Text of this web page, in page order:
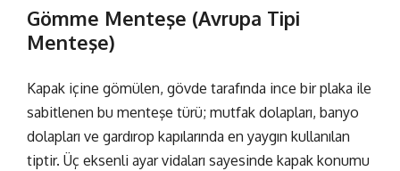
Gömme Menteşe (Avrupa Tipi
Menteşe)
Kapak içine gömülen, gövde tarafında ince bir plaka ile
sabitlenen bu menteşe türü; mutfak dolapları, banyo
dolapları ve gardırop kapılarında en yaygın kullanılan
tiptir. Üç eksenli ayar vidaları sayesinde kapak konumu